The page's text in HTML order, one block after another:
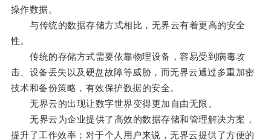
操作数据。
与传统的数据存储方式相比，无界云有着更高的安全
性。
传统的存储方式需要依靠物理设备，容易受到病毒攻
击、设备丢失以及硬盘故障等威胁，而无界云通过多重加密
技术和备份策略，有效保护数据的安全。
无界云的出现让数字世界变得更加自由无限。
无界云为企业提供了高效的数据存储和管理解决方案，
提升了工作效率；对于个人用户来说，无界云提供了方便的